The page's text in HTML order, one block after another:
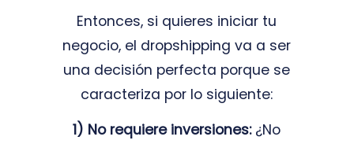
Entonces, si quieres iniciar tu
negocio, el dropshipping va a ser
una decisión perfecta porque se
caracteriza por lo siguiente:
1) No requiere inversiones:¿No